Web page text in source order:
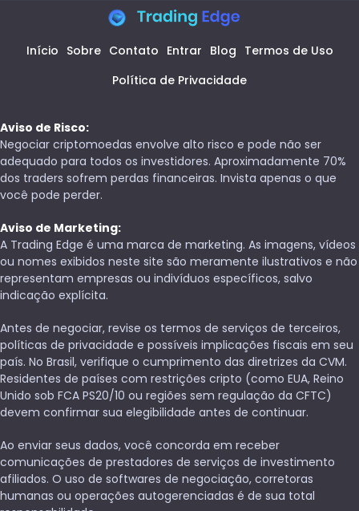
Início Sobre Contato Entrar Blog Termos de Uso
Política de Privacidade
Aviso de Risco:
Negociar criptomoedas envolve alto risco e pode não ser
adequado para todos os investidores. Aproximadamente 70%
dos traders sofrem perdas financeiras. Invista apenas o que
você pode perder.
Aviso de Marketing:
A Trading Edge é uma marca de marketing. As imagens, vídeos
ou nomes exibidos neste site são meramente ilustrativos e não
representam empresas ou indivíduos específicos, salvo
indicação explícita.
Antes de negociar, revise os termos de serviços de terceiros,
políticas de privacidade e possíveis implicações fiscais em seu
país. No Brasil, verifique o cumprimento das diretrizes da CVM.
Residentes de países com restrições cripto (como EUA, Reino
Unido sob FCA PS20/10 ou regiões sem regulação da CFTC)
devem confirmar sua elegibilidade antes de continuar.
Ao enviar seus dados, você concorda em receber
comunicações de prestadores de serviços de investimento
afiliados. O uso de softwares de negociação, corretoras
humanas ou operações autogerenciadas é de sua total